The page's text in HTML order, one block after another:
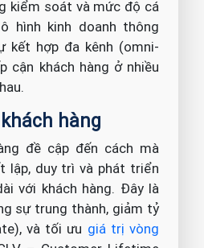
kiểm soát và mức độ cá
hình kinh doanh thông
kết hợp đa kênh (omni-
cận khách hàng ở nhiều
hàng
đề cập đến cách mà
lập, duy trì và phát triển
với khách hàng. Đây là
sự trung thành, giảm tỷ
và tối ưu giá trị vòng